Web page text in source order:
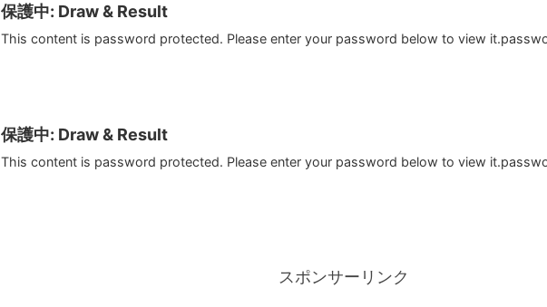
保護中: Draw & Result
This content is password protected. Please enter your password below to view
保護中: Draw & Result
This content is password protected. Please enter your password below to view
スポンサーリンク